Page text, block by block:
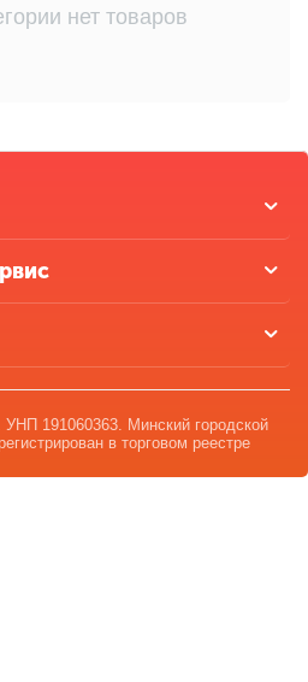
нет товаров
191060363. Минский городской
в торговом реестре